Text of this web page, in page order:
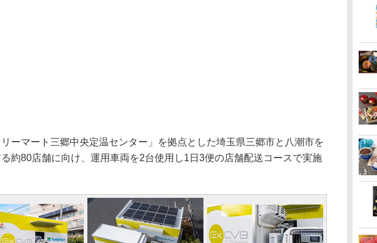
リーマート三郷中央定温センター」を拠点とした埼玉県三郷市と八潮市を
約80店舗に向け、運用車両を2台使用し1日3便の店舗配送コースで実施